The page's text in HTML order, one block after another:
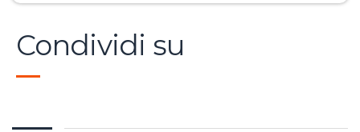
Condividi su